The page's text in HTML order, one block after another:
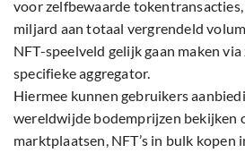
voor zelfbewaarde
miljard aan totaal vergrendeld
NFT-speelveld gelijk gaan maken
specifieke aggregator.
Hiermee kunnen gebruikers
wereldwijde bodemprijzen bekijken
marktplaatsen, NFT’s in bulk kopen